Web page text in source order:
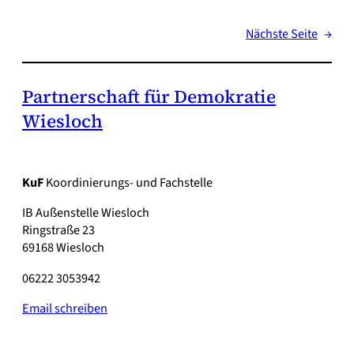
Nächste Seite →
Partnerschaft für Demokratie
Wiesloch
KuFKoordinierungs- und Fachstelle
IB Außenstelle Wiesloch
Ringstraße 23
69168 Wiesloch
06222 3053942
Email schreiben